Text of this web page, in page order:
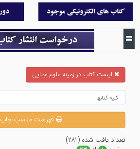
ليست كتاب در زمينه علوم جنايي
فهرست مناسب چاپ
تعداد يافت شده (۲۸۱)